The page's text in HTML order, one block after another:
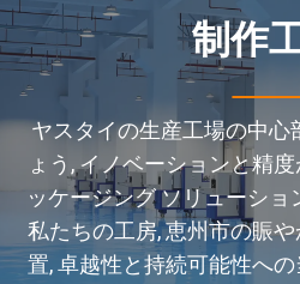
制作
ヤスタイの生産工場の中心
ょう, イノベーションと精
ッケージング ソリューシ
私たちの工房, 恵州市の賑
置, 卓越性と持続可能性へ